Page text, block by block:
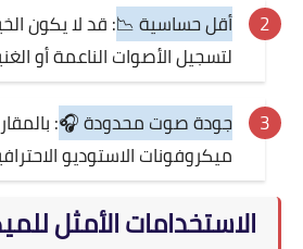
أقل حساسية 📉: قد لا يكون
لتسجيل الأصوات الناعمة أو
جودة صوت محدودة 🎧:
ميكروفونات الاستوديو
الاستخدامات الأمثل